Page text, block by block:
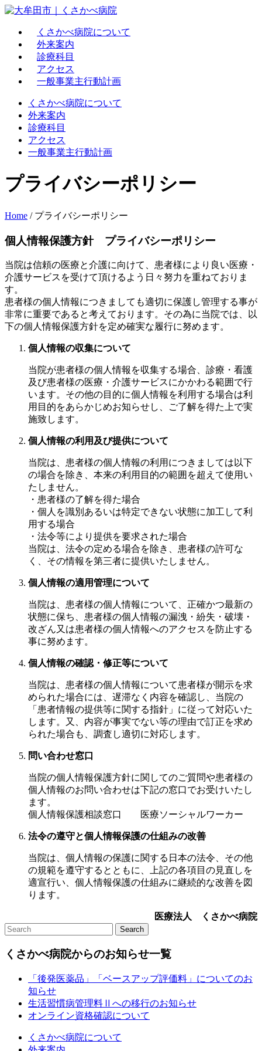
Skip
content
くさかべ病院について
外来案内
診療科目
アクセス
一般事業主行動計画
くさかべ病院について
外来案内
診療科目
アクセス
一般事業主行動計画
プライバシーポリシー
Home / プライバシーポリシー
個人情報保護方針 プライバシーポリシー
当院は信頼の医療と介護に向けて、患者様により良い医療・
介護サービスを受けて頂けるよう日々努力を重ねておりま
す。
患者様の個人情報につきましても適切に保護し管理する事が
非常に重要であると考えております。その為に当院では、以
下の個人情報保護方針を定め確実な履行に努めます。
個人情報の収集について
当院が患者様の個人情報を収集する場合、診療・看護
及び患者様の医療・介護サービスにかかわる範囲で行
います。その他の目的に個人情報を利用する場合は利
用目的をあらかじめお知らせし、ご了解を得た上で実
施致します。
個人情報の利用及び提供について
当院は、患者様の個人情報の利用につきましては以下
の場合を除き、本来の利用目的の範囲を超えて使用い
たしません。
・患者様の了解を得た場合
・個人を識別あるいは特定できない状態に加工して利
用する場合
・法令等により提供を要求された場合
当院は、法令の定める場合を除き、患者様の許可な
く、その情報を第三者に提供いたしません。
個人情報の適用管理について
当院は、患者様の個人情報について、正確かつ最新の
状態に保ち、患者様の個人情報の漏洩・紛失・破壊・
改ざん又は患者様の個人情報へのアクセスを防止する
事に努めます。
個人情報の確認・修正等について
当院は、患者様の個人情報について患者様が開示を求
められた場合には、遅滞なく内容を確認し、当院の
「患者情報の提供等に関する指針」に従って対応いた
します。又、内容が事実でない等の理由で訂正を求め
られた場合も、調査し適切に対応します。
問い合わせ窓口
当院の個人情報保護方針に関してのご質問や患者様の
個人情報のお問い合わせは下記の窓口でお受けいたし
ます。
個人情報保護相談窓口 医療ソーシャルワーカー
法令の遵守と個人情報保護の仕組みの改善
当院は、個人情報の保護に関する日本の法令、その他
の規範を遵守するとともに、上記の各項目の見直しを
適宣行い、個人情報保護の仕組みに継続的な改善を図
ります。
医療法人 くさかべ病院
くさかべ病院からのお知らせ一覧
「後発医薬品」「ベースアップ評価料」についてのお
知らせ
生活習慣病管理料Ⅱへの移行のお知らせ
オンライン資格確認について
くさかべ病院について